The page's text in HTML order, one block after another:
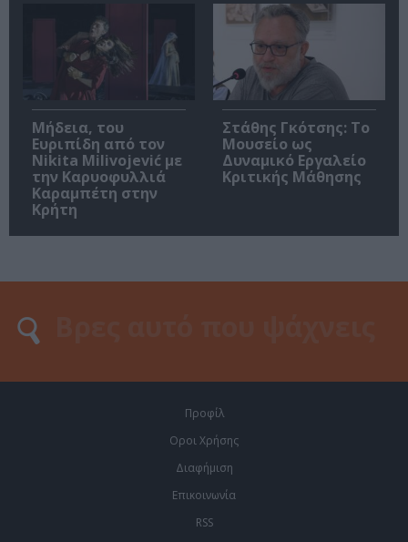
Μήδεια, του
Ευριπίδη από τον
Nikita Milivojević με
την Καρυοφυλλιά
Καραμπέτη στην
Κρήτη
Στάθης Γκότσης: Το
Μουσείο ως
Δυναμικό Εργαλείο
Κριτικής Μάθησης
Προφίλ
Οροι Χρήσης
Διαφήμιση
Επικοινωνία
RSS